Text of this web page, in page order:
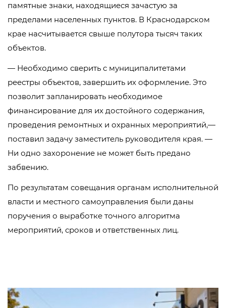
памятные знаки, находящиеся зачастую за
пределами населенных пунктов. В Краснодарском
крае насчитывается свыше полутора тысяч таких
объектов.
— Необходимо сверить с муниципалитетами
реестры объектов, завершить их оформление. Это
позволит запланировать необходимое
финансирование для их достойного содержания,
проведения ремонтных и охранных мероприятий,—
поставил задачу заместитель руководителя края. —
Ни одно захоронение не может быть предано
забвению.
По результатам совещания органам исполнительной
власти и местного самоуправления были даны
поручения о выработке точного алгоритма
мероприятий, сроков и ответственных лиц.